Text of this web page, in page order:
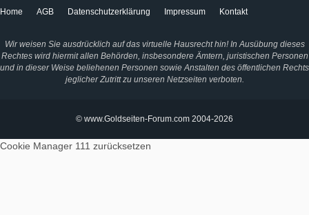
Home AGB Datenschutzerklärung Impressum Kontakt
Wir weisen Sie ausdrücklich auf das virtuelle Hausrecht hin! In Ausübung dieses
Rechtes wird hiermit allen Behörden, insbesondere Ämtern, juristischen Personen
und in dieser Weise beliehenen Personen sowie Anstalten des öffentlichen Rechts
jeglicher Zutritt zu unseren Netzseiten verboten.
© www.Goldseiten-Forum.com 2004-2026
Cookie Manager 111 zurücksetzen